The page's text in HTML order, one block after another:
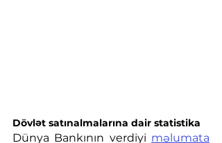
Dövlət satınalmalarına dair statistika
Dünya Bankının verdiyi məlumata